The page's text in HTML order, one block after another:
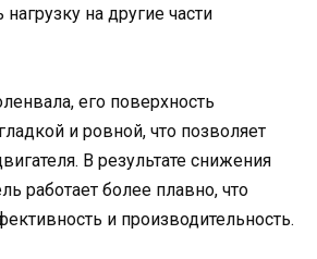
нагрузку на другие части
его поверхность
и ровной, что позволяет
В результате снижения
работает более плавно, что
и производительность.